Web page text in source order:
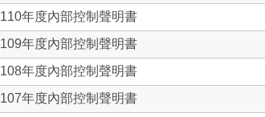
110年度內部控制聲明書
109年度內部控制聲明書
108年度內部控制聲明書
107年度內部控制聲明書